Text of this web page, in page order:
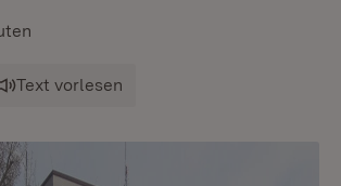
Text vorlesen